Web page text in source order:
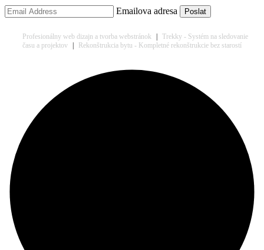
Emailova adresa
Profesionálny web dizajn a tvorba webstránok
Trekky - Systém na sledovanie
času a projektov
Rekonštrukcia bytu - Kompletné rekonštrukcie bez starostí